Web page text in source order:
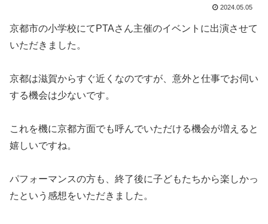
2024.05.05
京都市の小学校にてPTAさん主催のイベントに出演させて
いただきました。
京都は滋賀からすぐ近くなのですが、意外と仕事でお伺い
する機会は少ないです。
これを機に京都方面でも呼んでいただける機会が増えると
嬉しいですね。
パフォーマンスの方も、終了後に子どもたちから楽しかっ
たという感想をいただきました。